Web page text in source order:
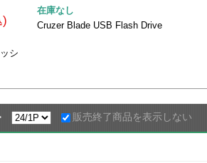
)
シ
在庫なし
Cruzer Blade USB Flash Drive
販売終了商品を表示しない